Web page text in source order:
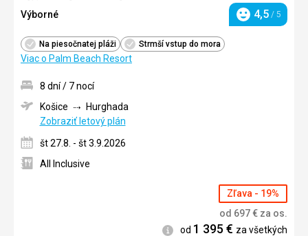
Výborné
Hodnotenie
4,5 / 5
Na piesočnatej pláži Strmší vstup do mora
Viac o Palm Beach Resort
8 dní / 7 nocí
Košice
Hurghada
Zobraziť letový plán
št 27.8. - št 3.9.2026
All Inclusive
Zľava - 19%
od 697€ za os.
Informácie
od 1 395€ za všetkých